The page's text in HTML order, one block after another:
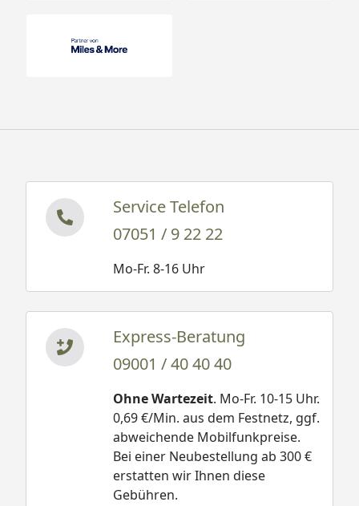
Service Telefon
07051 / 9 22 22
Mo-Fr. 8-16 Uhr
Express-Beratung
09001 / 40 40 40
Ohne Wartezeit. Mo-Fr. 10-15 Uhr.
0,69 €/Min. aus dem Festnetz, ggf.
abweichende Mobilfunkpreise.
Bei einer Neubestellung ab 300 €
erstatten wir Ihnen diese
Gebühren.